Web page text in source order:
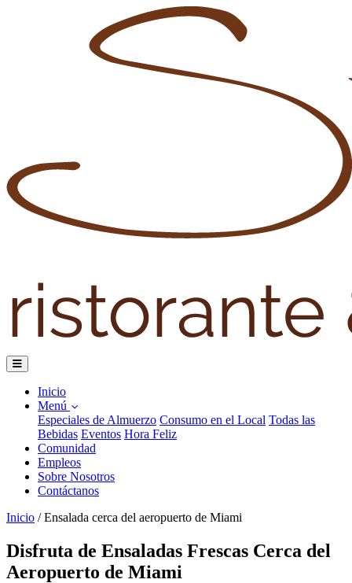
Inicio
Menú
Especiales de Almuerzo Consumo en el Local Todas las
Bebidas Eventos Hora Feliz
Comunidad
Empleos
Sobre Nosotros
Contáctanos
Inicio / Ensalada cerca del aeropuerto de Miami
Disfruta de Ensaladas Frescas Cerca del
Aeropuerto de Miami